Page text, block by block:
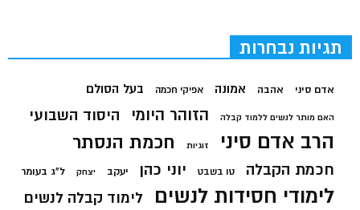
תגיות נבחרות
אדם סיני אהבה אמונה אפיקי חכמה בעל הסולם
האם מותר לנשים ללמוד קבלה הזוהר היומי היסוד השבועי
הרב אדם סיני זוגיות חכמת הנסתר
חכמת הקבלה טו בשבט יוני כהן יעקב יצחק ל"ג בעומר
לימודי חסידות לנשים לימוד קבלה לנשים